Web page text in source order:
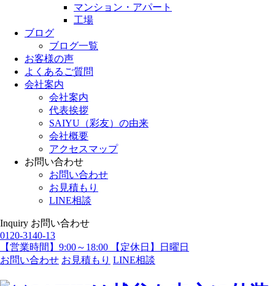
マンション・アパート
工場
ブログ
ブログ一覧
お客様の声
よくあるご質問
会社案内
会社案内
代表挨拶
SAIYU（彩友）の由来
会社概要
アクセスマップ
お問い合わせ
お問い合わせ
お見積もり
LINE相談
Inquiry お問い合わせ
0120-3140-13
【営業時間】9:00～18:00 【定休日】日曜日
お問い合わせ お見積もり LINE相談